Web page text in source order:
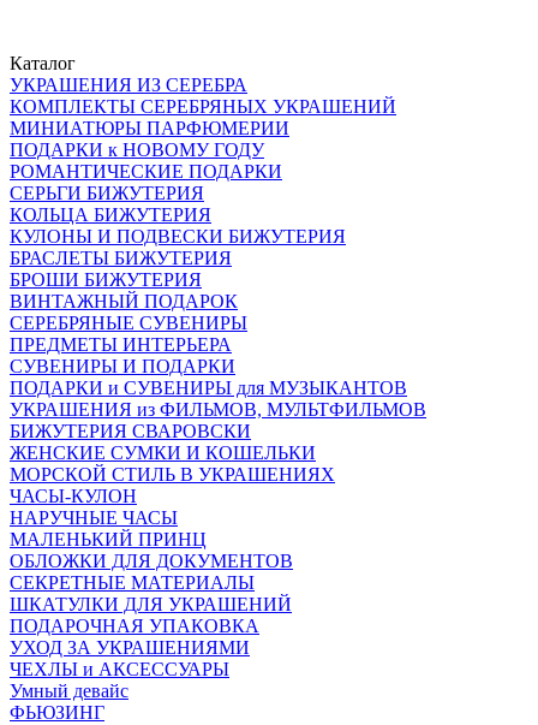
Каталог
УКРАШЕНИЯ ИЗ СЕРЕБРА
КОМПЛЕКТЫ СЕРЕБРЯНЫХ УКРАШЕНИЙ
МИНИАТЮРЫ ПАРФЮМЕРИИ
ПОДАРКИ к НОВОМУ ГОДУ
РОМАНТИЧЕСКИЕ ПОДАРКИ
СЕРЬГИ БИЖУТЕРИЯ
КОЛЬЦА БИЖУТЕРИЯ
КУЛОНЫ И ПОДВЕСКИ БИЖУТЕРИЯ
БРАСЛЕТЫ БИЖУТЕРИЯ
БРОШИ БИЖУТЕРИЯ
ВИНТАЖНЫЙ ПОДАРОК
СЕРЕБРЯНЫЕ СУВЕНИРЫ
ПРЕДМЕТЫ ИНТЕРЬЕРА
СУВЕНИРЫ И ПОДАРКИ
ПОДАРКИ и СУВЕНИРЫ для МУЗЫКАНТОВ
УКРАШЕНИЯ из ФИЛЬМОВ, МУЛЬТФИЛЬМОВ
БИЖУТЕРИЯ СВАРОВСКИ
ЖЕНСКИЕ СУМКИ И КОШЕЛЬКИ
МОРСКОЙ СТИЛЬ В УКРАШЕНИЯХ
ЧАСЫ-КУЛОН
НАРУЧНЫЕ ЧАСЫ
МАЛЕНЬКИЙ ПРИНЦ
ОБЛОЖКИ ДЛЯ ДОКУМЕНТОВ
СЕКРЕТНЫЕ МАТЕРИАЛЫ
ШКАТУЛКИ ДЛЯ УКРАШЕНИЙ
ПОДАРОЧНАЯ УПАКОВКА
УХОД ЗА УКРАШЕНИЯМИ
ЧEХЛЫ и АКСЕССУАРЫ
Умный девайс
ФЬЮЗИНГ